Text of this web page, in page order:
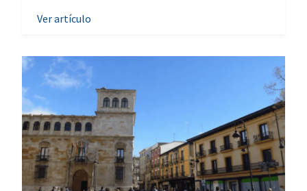
Ver artículo